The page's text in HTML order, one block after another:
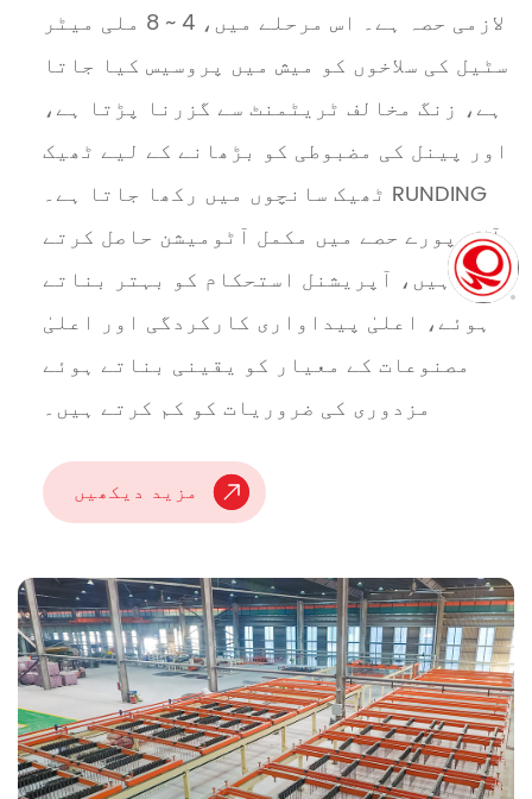
لازمی حصہ ہے۔ اس مرحلے میں، 4 ~ 8 ملی میٹر
سٹیل کی سلاخوں کو میش میں پروسیس کیا جاتا
ہے، زنگ مخالف ٹریٹمنٹ سے گزرنا پڑتا ہے،
اور پینل کی مضبوطی کو بڑھانے کے لیے ٹھیک
ٹھیک سانچوں میں رکھا جاتا ہے۔ RUNDING
آلات پورے حصے میں مکمل آٹومیشن حاصل کرتے
ہیں، آپریشنل استحکام کو بہتر بناتے
ہوئے، اعلیٰ پیداواری کارکردگی اور اعلیٰ
مصنوعات کے معیار کو یقینی بناتے ہوئے
مزدوری کی ضروریات کو کم کرتے ہیں۔
مزید دیکھیں